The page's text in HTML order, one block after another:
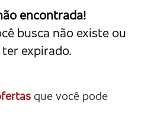
encontrada!
busca não existe ou
expirado.
que você pode